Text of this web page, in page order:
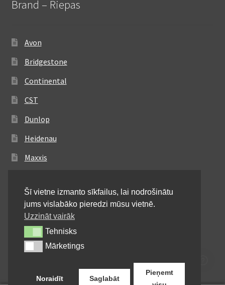
Brand – Riepas
Avon
Bridgestone
Continental
CST
Dunlop
Heidenau
Maxxis
Michelin
Mitas
Pirelli
Shinko
Šī vietne izmanto sīkfailus, lai nodrošinātu
jums vislabāko pieredzi mūsu vietnē.
Uzzināt vairāk
TehnisksTehnisks
MārketingsMārketings
Noraidīt Saglabāt
Pieņemt